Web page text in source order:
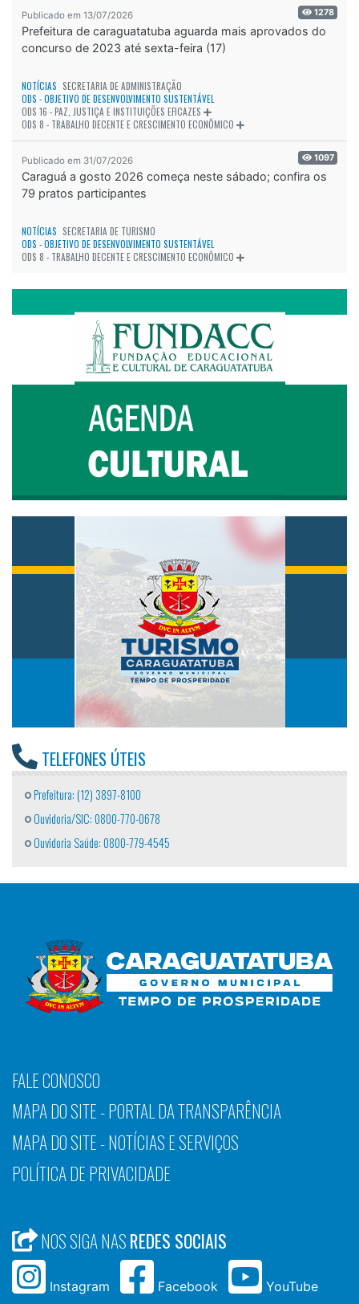
Publicado em 13/07/2026 1278
Prefeitura de caraguatatuba aguarda mais aprovados do
concurso de 2023 até sexta-feira (17)
NOTÍCIAS SECRETARIA DE ADMINISTRAÇÃO
ODS - OBJETIVO DE DESENVOLVIMENTO SUSTENTÁVEL
ODS 16 - PAZ, JUSTIÇA E INSTITUIÇÕES EFICAZES
ODS 8 - TRABALHO DECENTE E CRESCIMENTO ECONÔMICO
Publicado em 31/07/2026 1097
Caraguá a gosto 2026 começa neste sábado; confira os
79 pratos participantes
NOTÍCIAS SECRETARIA DE TURISMO
ODS - OBJETIVO DE DESENVOLVIMENTO SUSTENTÁVEL
ODS 8 - TRABALHO DECENTE E CRESCIMENTO ECONÔMICO
TELEFONES ÚTEIS
Prefeitura: (12) 3897-8100
Ouvidoria/SIC: 0800-770-0678
Ouvidoria Saúde: 0800-779-4545
FALE CONOSCO
MAPA DO SITE - PORTAL DA TRANSPARÊNCIA
MAPA DO SITE - NOTÍCIAS E SERVIÇOS
POLÍTICA DE PRIVACIDADE
NOS SIGA NASREDES SOCIAIS
Instagram Facebook YouTube